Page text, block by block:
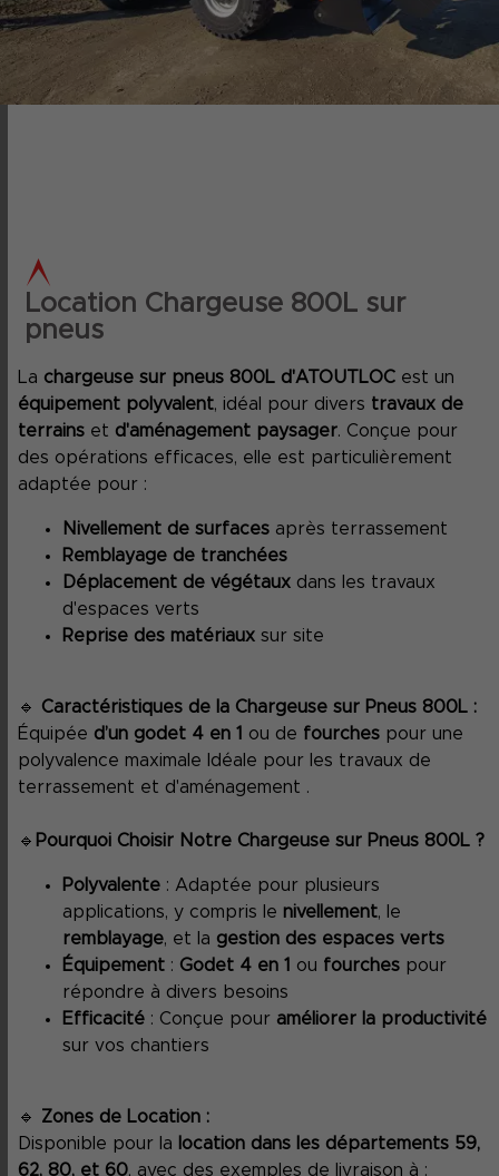
Location Chargeuse 800L sur
pneus
La chargeuse sur pneus 800L d'ATOUTLOCest un
équipement polyvalent, idéal pour divers travaux de
terrainset d'aménagement paysager. Conçue pour
des opérations efficaces, elle est particulièrement
adaptée pour :
Nivellement de surfacesaprès terrassement
Remblayage de tranchées
Déplacement de végétauxdans les travaux
d'espaces verts
Reprise des matériaux sur site
🔹
Caractéristiques de la Chargeuse sur Pneus 800L :
Équipée d’un godet 4 en 1 ou de fourches pour une
polyvalence maximale Idéale pour les travaux de
terrassement et d'aménagement .
🔹 Pourquoi Choisir Notre Chargeuse sur Pneus 800L ?
Polyvalente: Adaptée pour plusieurs
applications, y compris le nivellement, le
remblayage, et la gestion des espaces verts
Équipement: Godet 4 en 1 ou fourchespour
répondre à divers besoins
Efficacité: Conçue pour améliorer la productivité
sur vos chantiers
🔹
Zones de Location :
Disponible pour la
location dans les départements 59,
62, 80, et 60, avec des exemples de livraison à :